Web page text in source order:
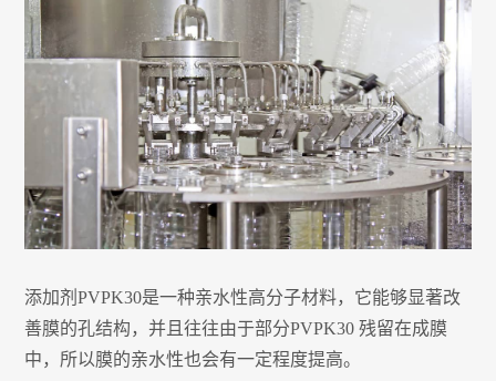
添加剂PVPK30是一种亲水性高分子材料，它能够显著改
善膜的孔结构，并且往往由于部分PVPK30 残留在成膜
中，所以膜的亲水性也会有一定程度提高。